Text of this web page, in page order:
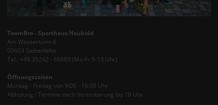
TeamBro - Sporthaus Haubold
Am Wasserturm 6
09603 Siebenlehn
Tel.: +49 35242 - 66683 (Mo-Fr 9-13 Uhr)
Öffnungszeiten
Montag - Freitag von 9:00 - 16:00 Uhr
Abholung / Termine nach Vereinbarung bis 18 Uhr